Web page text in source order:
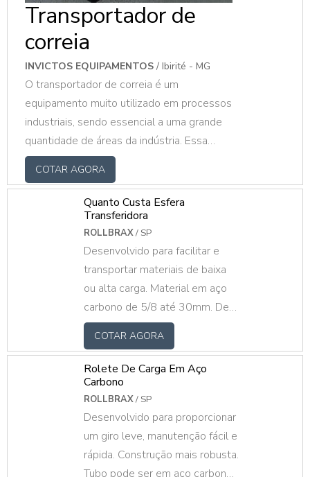
Transportador de
correia
INVICTOS EQUIPAMENTOS / Ibirité - MG
O transportador de correia é um
equipamento muito utilizado em processos
industriais, sendo essencial a uma grande
quantidade de áreas da indústria. Essa
importância se dá devido ao emprego em
linhas de montagem em geral, que se trata
de um método utilizado na maioria das
fábricas do país, de todos os segmentos. O
PRODUTO OFERECE DIVERSAS
VANTAGENSEsse equipamento tem como
função realizar a transferência e
movimentação de materiais, sendo indicado
para o transporte de diversos tipos de
COTAR AGORA
Quanto Custa Esfera
Transferidora
ROLLBRAX/ SP
Desenvolvido para facilitar e
transportar materiais de baixa
ou alta carga. Material em aço
carbono de 5/8 até 30mm. De
10kg até 300kg
COTAR AGORA
Rolete De Carga Em Aço
Carbono
ROLLBRAX/ SP
Desenvolvido para proporcionar
um giro leve, manutenção fácil e
rápida. Construção mais robusta.
Tubo pode ser em aço carbono